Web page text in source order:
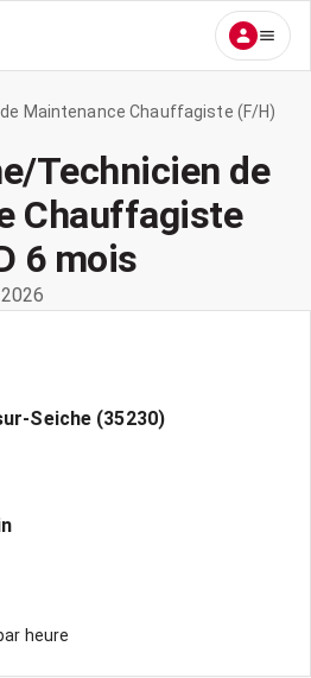
Maintenance Chauffagiste (F/H)
Technicien de
Chauffagiste
6 mois
Seiche (35230)
heure